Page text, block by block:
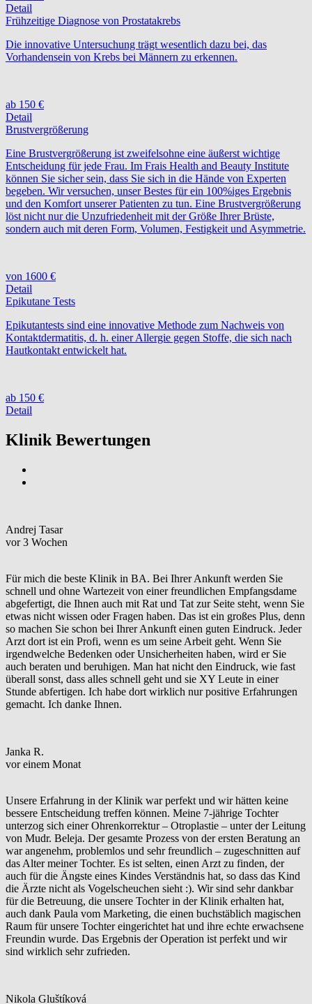
Detail
Frühzeitige Diagnose von Prostatakrebs
Die innovative Untersuchung trägt wesentlich dazu bei, das
Vorhandensein von Krebs bei Männern zu erkennen.
ab 150 €
Detail
Brustvergrößerung
Eine Brustvergrößerung ist zweifelsohne eine äußerst wichtige
Entscheidung für jede Frau. Im Frais Health and Beauty Institute
können Sie sicher sein, dass Sie sich in die Hände von Experten
begeben. Wir versuchen, unser Bestes für ein 100%iges Ergebnis
und den Komfort unserer Patienten zu tun. Eine Brustvergrößerung
löst nicht nur die Unzufriedenheit mit der Größe Ihrer Brüste,
sondern auch mit deren Form, Volumen, Festigkeit und Asymmetrie.
von 1600 €
Detail
Epikutane Tests
Epikutantests sind eine innovative Methode zum Nachweis von
Kontaktdermatitis, d. h. einer Allergie gegen Stoffe, die sich nach
Hautkontakt entwickelt hat.
ab 150 €
Detail
Klinik Bewertungen
Andrej Tasar
vor 3 Wochen
Für mich die beste Klinik in BA. Bei Ihrer Ankunft werden Sie
schnell und ohne Wartezeit von einer freundlichen Empfangsdame
abgefertigt, die Ihnen auch mit Rat und Tat zur Seite steht, wenn Sie
etwas nicht wissen oder Fragen haben. Das ist ein großes Plus, denn
so machen Sie schon bei Ihrer Ankunft einen guten Eindruck. Jeder
Arzt dort ist ein Profi, wenn es um seine Arbeit geht. Wenn Sie
irgendwelche Bedenken oder Unsicherheiten haben, wird er Sie
auch beraten und beruhigen. Man hat nicht den Eindruck, wie fast
überall sonst, dass alles schnell geht und sie XY Leute in einer
Stunde abfertigen. Ich habe dort wirklich nur positive Erfahrungen
gemacht. Ich danke Ihnen.
Janka R.
vor einem Monat
Unsere Erfahrung in der Klinik war perfekt und wir hätten keine
bessere Entscheidung treffen können. Meine 7-jährige Tochter
unterzog sich einer Ohrenkorrektur – Otroplastie – unter der Leitung
von Mudr. Beleja. Der gesamte Prozess von der ersten Beratung an
war angenehm, problemlos und sehr freundlich – zugeschnitten auf
das Alter meiner Tochter. Es ist selten, einen Arzt zu finden, der
auch für die Ängste eines Kindes Verständnis hat, so dass das Kind
die Ärzte nicht als Vogelscheuchen sieht :). Wir sind sehr dankbar
für die Betreuung, die unsere Tochter in der Klinik erhalten hat,
auch dank Paula vom Marketing, die einen buchstäblich magischen
Raum für unsere Tochter eingerichtet hat und ihre echte erwachsene
Freundin wurde. Das Ergebnis der Operation ist perfekt und wir
sind wirklich sehr zufrieden.
Nikola Gluštíková